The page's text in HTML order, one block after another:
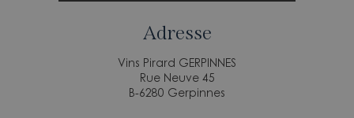
Adresse
Vins Pirard GERPINNES
Rue Neuve 45
B-6280 Gerpinnes